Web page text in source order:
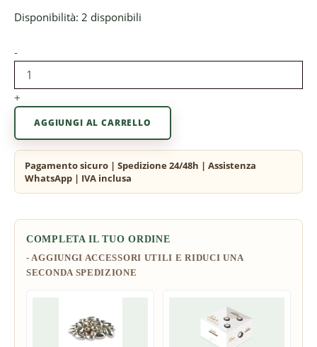
Disponibilità: 2 disponibili
-
+
AGGIUNGI AL CARRELLO
COMPLETA IL TUO ORDINE